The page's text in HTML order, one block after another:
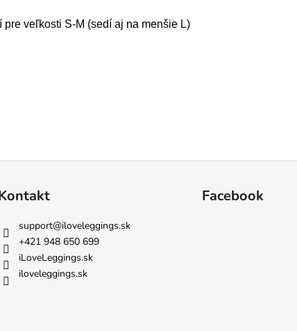
veľkosti S-M (sedí aj na menšie L)
support@iloveleggings.sk
+421 948 650 699
iLoveLeggings.sk
iloveleggings.sk
Facebook